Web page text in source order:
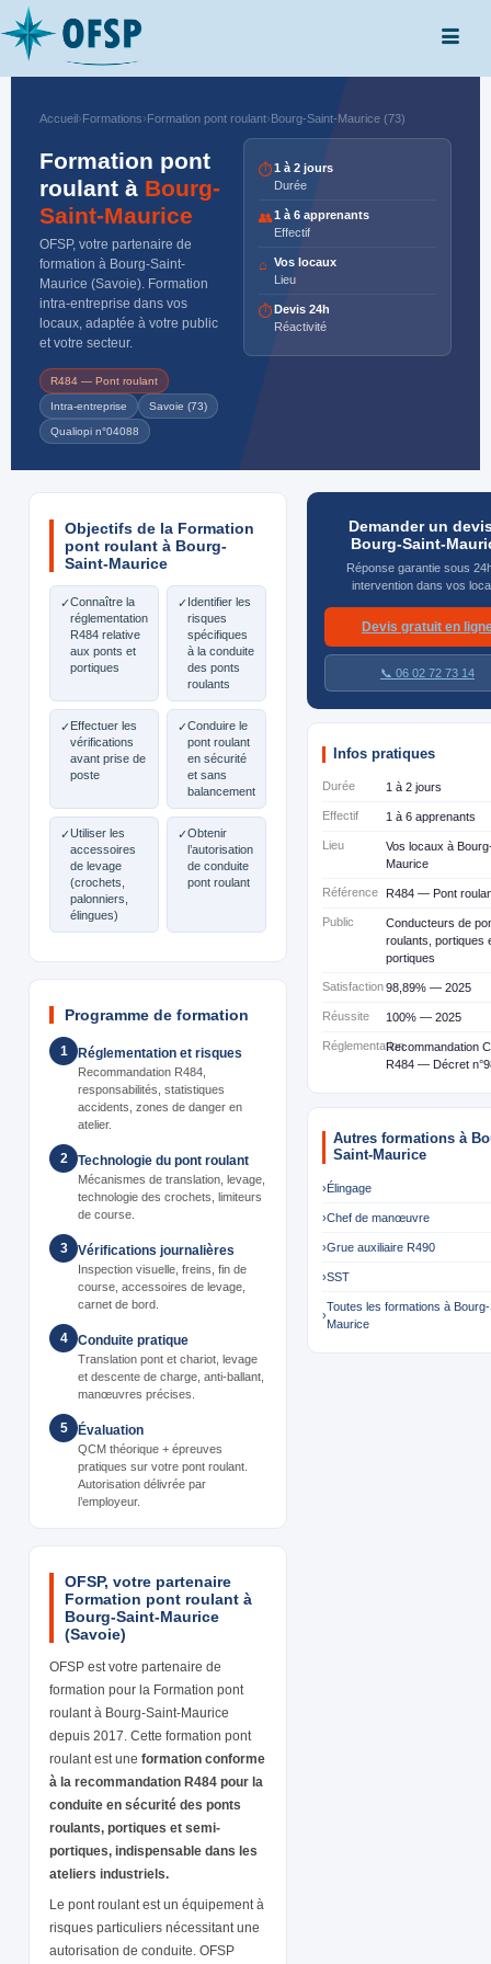
Accueil›Formations›Formation pont roulant›Bourg-Saint-Maurice (73)
Formation pont
roulant à Bourg-
Saint-Maurice
OFSP, votre partenaire de
formation à Bourg-Saint-
Maurice (Savoie). Formation
intra-entreprise dans vos
locaux, adaptée à votre public
et votre secteur.
R484 — Pont roulant
Intra-entreprise Savoie (73)
Qualiopi n°04088
⏱1 à 2 jours
Durée
👥1 à 6 apprenants
Effectif
⌂ Vos locaux
Lieu
⏱Devis 24h
Réactivité
Objectifs de la Formation
pont roulant à Bourg-
Saint-Maurice
✓Connaître la
réglementation
R484 relative
aux ponts et
portiques
✓Identifier les
risques
spécifiques
à la conduite
des ponts
roulants
✓Effectuer les
vérifications
avant prise de
poste
✓Conduire le
pont roulant
en sécurité
et sans
balancement
✓Utiliser les
accessoires
de levage
(crochets,
palonniers,
élingues)
✓Obtenir
l’autorisation
de conduite
pont roulant
Programme de formation
1 Réglementation et risques
Recommandation R484,
responsabilités, statistiques
accidents, zones de danger en
atelier.
2 Technologie du pont roulant
Mécanismes de translation, levage,
technologie des crochets, limiteurs
de course.
3 Vérifications journalières
Inspection visuelle, freins, fin de
course, accessoires de levage,
carnet de bord.
4 Conduite pratique
Translation pont et chariot, levage
et descente de charge, anti-ballant,
manœuvres précises.
5 Évaluation
QCM théorique + épreuves
pratiques sur votre pont roulant.
Autorisation délivrée par
l’employeur.
OFSP, votre partenaire
Formation pont roulant à
Bourg-Saint-Maurice
(Savoie)
OFSP est votre partenaire de
formation pour la Formation pont
roulant à Bourg-Saint-Maurice
depuis 2017. Cette formation pont
roulant est une formation conforme
à la recommandation R484 pour la
conduite en sécurité des ponts
roulants, portiques et semi-
portiques, indispensable dans les
ateliers industriels.
Le pont roulant est un équipement à
risques particuliers nécessitant une
autorisation de conduite. OFSP
Demander un
Bourg-Saint-
Réponse garantie sous
intervention dans vos
Devis gratuit en
📞 06 02 72 73 14
Infos pratiques
Durée 1 à 2 jours
Effectif 1 à 6 apprenants
Lieu
Vos locaux à
Maurice
Référence R484 — Pont
Public
Conducteurs de
roulants, portiques
portiques
Satisfaction98,89% — 2025
Réussite 100% — 2025
RéglementationRecommandation
R484 — Décret
Autres formations à
Saint-Maurice
›Élingage
›Chef de manœuvre
›Grue auxiliaire R490
›SST
›
Toutes les formations à
Maurice